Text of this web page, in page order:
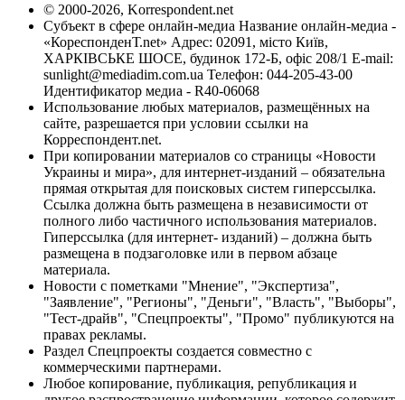
© 2000-2026, Korrespondent.net
Субъект в сфере онлайн-медиа Название онлайн-медиа -
«КореспонденТ.net» Адрес: 02091, місто Київ,
ХАРКІВСЬКЕ ШОСЕ, будинок 172-Б, офіс 208/1 E-mail:
sunlight@mediadim.com.ua Телефон: 044-205-43-00
Идентификатор медиа - R40-06068
Использование любых материалов, размещённых на
сайте, разрешается при условии ссылки на
Корреспондент.net.
При копировании материалов со страницы «Новости
Украины и мира», для интернет-изданий – обязательна
прямая открытая для поисковых систем гиперссылка.
Ссылка должна быть размещена в независимости от
полного либо частичного использования материалов.
Гиперссылка (для интернет- изданий) – должна быть
размещена в подзаголовке или в первом абзаце
материала.
Новости с пометками "Мнение", "Экспертиза",
"Заявление", "Регионы", "Деньги", "Власть", "Выборы",
"Тест-драйв", "Спецпроекты", "Промо" публикуются на
правах рекламы.
Раздел Спецпроекты создается совместно с
коммерческими партнерами.
Любое копирование, публикация, републикация и